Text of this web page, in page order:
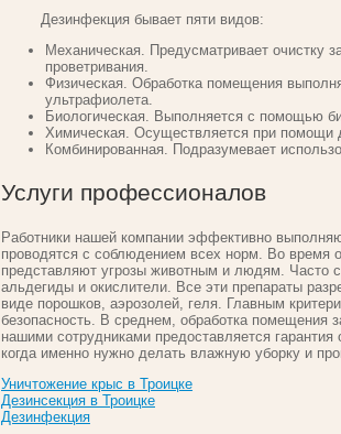
Дезинфекция бывает пяти видов:
Механическая. Предусматривает очистку
проветривания.
Физическая. Обработка помещения
ультрафиолета.
Биологическая. Выполняется с помощью
Химическая. Осуществляется при помощи
Комбинированная. Подразумевает
Услуги профессионалов
Работники нашей компании эффективно
проводятся с соблюдением всех норм. Во время
представляют угрозы животным и людям. Часто
альдегиды и окислители. Все эти препараты
виде порошков, аэрозолей, геля. Главным
безопасность. В среднем, обработка помещения
нашими сотрудниками предоставляется
когда именно нужно делать влажную уборку и
Уничтожение крыс в Троицке
Дезинсекция в Троицке
Дезинфекция